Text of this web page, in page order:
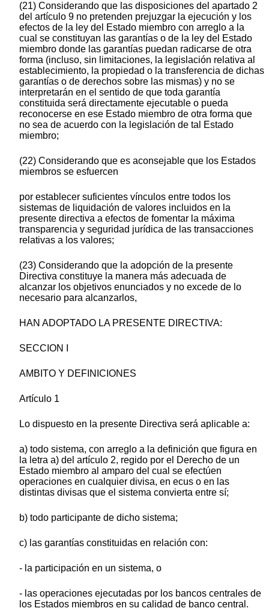
(21) Considerando que las disposiciones del apartado 2
del artículo 9 no pretenden prejuzgar la ejecución y los
efectos de la ley del Estado miembro con arreglo a la
cual se constituyan las garantías o de la ley del Estado
miembro donde las garantías puedan radicarse de otra
forma (incluso, sin limitaciones, la legislación relativa al
establecimiento, la propiedad o la transferencia de dichas
garantías o de derechos sobre las mismas) y no se
interpretarán en el sentido de que toda garantía
constituida será directamente ejecutable o pueda
reconocerse en ese Estado miembro de otra forma que
no sea de acuerdo con la legislación de tal Estado
miembro;
(22) Considerando que es aconsejable que los Estados
miembros se esfuercen
por establecer suficientes vínculos entre todos los
sistemas de liquidación de valores incluidos en la
presente directiva a efectos de fomentar la máxima
transparencia y seguridad jurídica de las transacciones
relativas a los valores;
(23) Considerando que la adopción de la presente
Directiva constituye la manera más adecuada de
alcanzar los objetivos enunciados y no excede de lo
necesario para alcanzarlos,
HAN ADOPTADO LA PRESENTE DIRECTIVA:
SECCION I
AMBITO Y DEFINICIONES
Artículo 1
Lo dispuesto en la presente Directiva será aplicable a:
a) todo sistema, con arreglo a la definición que figura en
la letra a) del artículo 2, regido por el Derecho de un
Estado miembro al amparo del cual se efectúen
operaciones en cualquier divisa, en ecus o en las
distintas divisas que el sistema convierta entre sí;
b) todo participante de dicho sistema;
c) las garantías constituidas en relación con:
- la participación en un sistema, o
- las operaciones ejecutadas por los bancos centrales de
los Estados miembros en su calidad de banco central.